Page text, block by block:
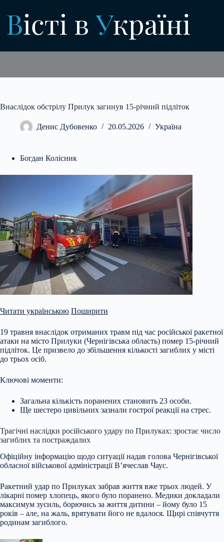
вмісту
Внаслідок обстрілу Прилук загинув 15-річний підліток
Денис Дубовенко 20.05.2026 Україна
Богдан Колісник
Читати українською Поширити
19 травня внаслідок отриманих травм під час російської ракетної
атаки на місто Прилуки (Чернігівська область) помер 15-річний
підліток. Це призвело до збільшення кількості загиблих у місті
до трьох осіб.
Ключові моменти:
Загальна кількість поранених становить 23 особи.
Ще шестеро цивільних зазнали гострої реакції на стрес.
Трагічні наслідки російського удару по Прилуках: зростає число
загиблих та постраждалих
Офіційну інформацію щодо ситуації надав голова Чернігівської
обласної військової адміністрації В’ячеслав Чаус.
Ракетний удар по Прилуках забрав життя вже трьох людей. У
лікарні помер хлопець, якого було поранено. Медики докладали
максимум зусиль, борючись за життя дитини – йому було 15
років – але, на жаль, врятувати його не вдалося. Щирі співчуття
родинам загиблого.